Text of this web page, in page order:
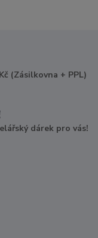
(Zásilkovna + PPL)
dárek pro vás!